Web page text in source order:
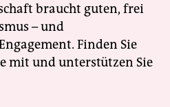
braucht guten, frei
– und
Finden Sie
mit und unterstützen Sie